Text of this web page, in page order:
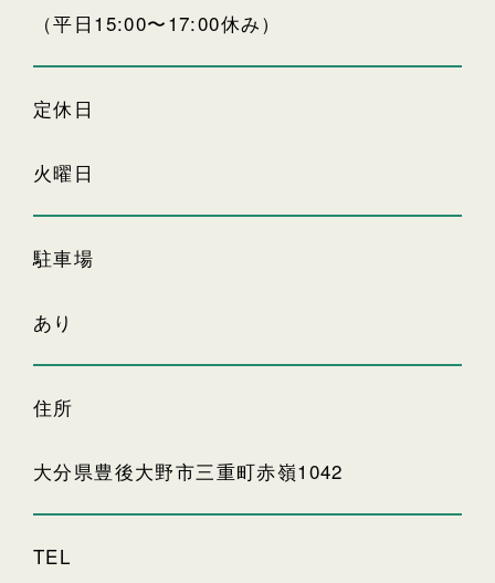
（平日15:00〜17:00休み）
定休日
火曜日
駐車場
あり
住所
大分県豊後大野市三重町赤嶺1042
TEL